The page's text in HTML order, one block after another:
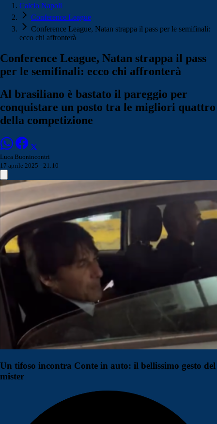
Calcio Napoli
Conference League
Conference League, Natan strappa il pass per le semifinali:
ecco chi affronterà
Conference League, Natan strappa il pass
per le semifinali: ecco chi affronterà
Al brasiliano è bastato il pareggio per
conquistare un posto tra le migliori quattro
della competizione
Luca Buonincontri
17 aprile 2025 - 21:10
Un tifoso incontra Conte in auto: il bellissimo gesto del
mister